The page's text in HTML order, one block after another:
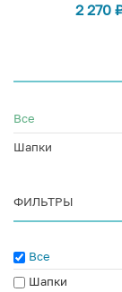
2 270
Все
Шапки
ФИЛЬТРЫ
Все
Шапки